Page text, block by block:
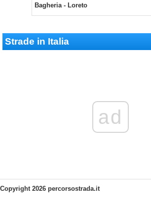
Bagheria - Loreto
Strade in Italia
ad
Copyright 2026 percorsostrada.it